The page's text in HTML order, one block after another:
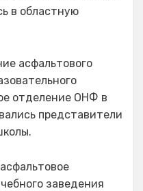
в областную
асфальтового
отделение ОНФ в
представители
заведения